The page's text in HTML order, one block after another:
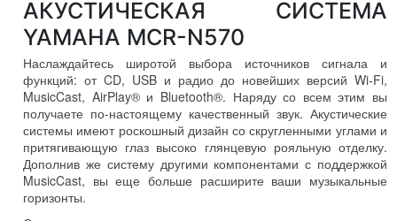
АКУСТИЧЕСКАЯ СИСТЕМА
YAMAHA MCR-N570
Наслаждайтесь широтой выбора источников сигнала и
функций: от CD, USB и радио до новейших версий Wi-Fi,
MusicCast, AirPlay® и Bluetooth®. Наряду со всем этим вы
получаете по-настоящему качественный звук. Акустические
системы имеют роскошный дизайн со скругленными углами и
притягивающую глаз высоко глянцевую рояльную отделку.
Дополнив же систему другими компонентами с поддержкой
MusicCast, вы еще больше расширите ваши музыкальные
горизонты.